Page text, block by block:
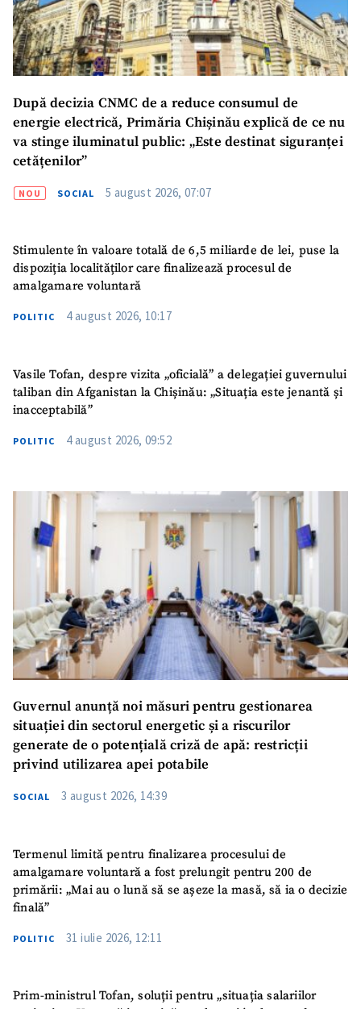
SUSȚINE
După decizia CNMC de a reduce consumul de
energie electrică, Primăria Chișinău explică de ce nu
va stinge iluminatul public: „Este destinat siguranței
cetățenilor”
NOU SOCIAL 5 august 2026, 07:07
Stimulente în valoare totală de 6,5 miliarde de lei, puse la
dispoziția localităților care finalizează procesul de
amalgamare voluntară
POLITIC 4 august 2026, 10:17
Vasile Tofan, despre vizita „oficială” a delegației guvernului
taliban din Afganistan la Chișinău: „Situația este jenantă și
inacceptabilă”
POLITIC 4 august 2026, 09:52
Guvernul anunță noi măsuri pentru gestionarea
situației din sectorul energetic și a riscurilor
generate de o potențială criză de apă: restricții
privind utilizarea apei potabile
SOCIAL 3 august 2026, 14:39
Termenul limită pentru finalizarea procesului de
amalgamare voluntară a fost prelungit pentru 200 de
primării: „Mai au o lună să se așeze la masă, să ia o decizie
finală”
POLITIC 31 iulie 2026, 12:11
Prim-ministrul Tofan, soluții pentru „situația salariilor
Mesajul știrei
+ Mesajul știrei
CONTACT SURSĂ
Sursă anonimă
Nume + Numele meu
Telefon
+ Telefon personal
Am citit și sunt de
TRIMITE ȘTIREA